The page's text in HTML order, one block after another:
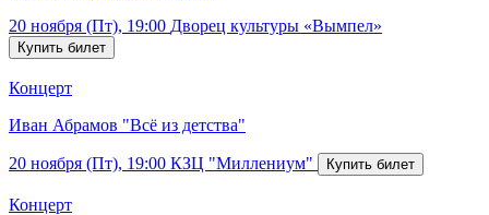
20 ноября (Пт), 19:00 Дворец культуры «Вымпел»
Концерт
Иван Абрамов "Всё из детства"
20 ноября (Пт), 19:00 КЗЦ "Миллениум"
Концерт